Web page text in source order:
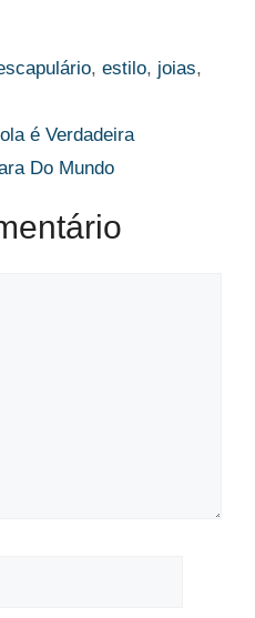
,estilo, joias,
é Verdadeira
Do Mundo